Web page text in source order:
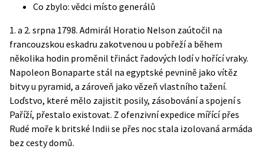
Co zbylo: vědci místo generálů
1. a 2. srpna 1798. Admirál Horatio Nelson zaútočil na
francouzskou eskadru zakotvenou u pobřeží a během
několika hodin proměnil třináct řadových lodí v hořící vraky.
Napoleon Bonaparte stál na egyptské pevnině jako vítěz
bitvy u pyramid, a zároveň jako vězeň vlastního tažení.
Loďstvo, které mělo zajistit posily, zásobování a spojení s
Paříží, přestalo existovat. Z ofenzivní expedice mířící přes
Rudé moře k britské Indii se přes noc stala izolovaná armáda
bez cesty domů.